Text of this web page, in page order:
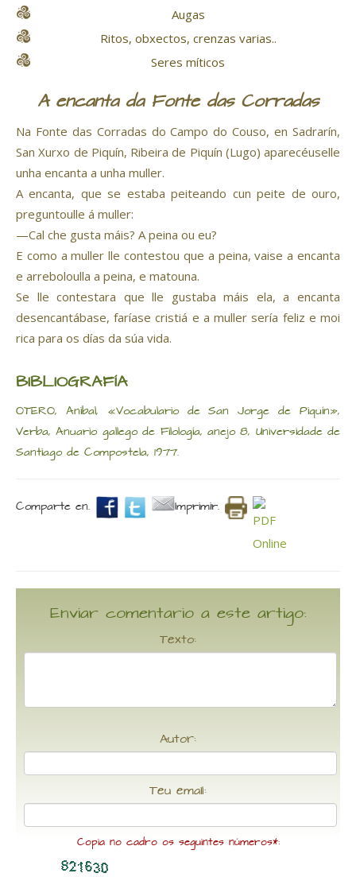
Augas
Ritos, obxectos, crenzas varias..
Seres míticos
A encanta da Fonte das Corradas
Na Fonte das Corradas do Campo do Couso, en Sadrarín,
San Xurxo de Piquín, Ribeira de Piquín (Lugo) aparecéuselle
unha encanta a unha muller.
A encanta, que se estaba peiteando cun peite de ouro,
preguntoulle á muller:
—Cal che gusta máis? A peina ou eu?
E como a muller lle contestou que a peina, vaise a encanta
e arreboloulla a peina, e matouna.
Se lle contestara que lle gustaba máis ela, a encanta
desencantábase, faríase cristiá e a muller sería feliz e moi
rica para os días da súa vida.
BIBLIOGRAFÍA
OTERO, Anibal, «Vocabulario de San Jorge de Piquín»,
Verba, Anuario gallego de Filología, anejo 8, Universidade de
Santiago de Compostela, 1977.
Comparte en. Imprimir.
Enviar comentario a este artigo:
Texto:
Autor:
Teu email:
Copia no cadro os seguintes números*: